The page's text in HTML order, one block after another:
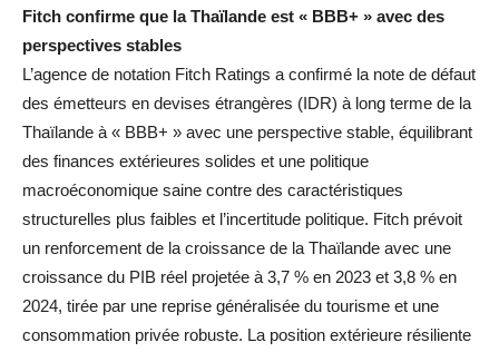
Fitch confirme que la Thaïlande est « BBB+ » avec des
perspectives stables
L’agence de notation Fitch Ratings a confirmé la note de défaut
des émetteurs en devises étrangères (IDR) à long terme de la
Thaïlande à « BBB+ » avec une perspective stable, équilibrant
des finances extérieures solides et une politique
macroéconomique saine contre des caractéristiques
structurelles plus faibles et l’incertitude politique. Fitch prévoit
un renforcement de la croissance de la Thaïlande avec une
croissance du PIB réel projetée à 3,7 % en 2023 et 3,8 % en
2024, tirée par une reprise généralisée du tourisme et une
consommation privée robuste. La position extérieure résiliente